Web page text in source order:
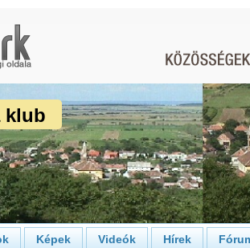
klub
Képek Videók Hírek